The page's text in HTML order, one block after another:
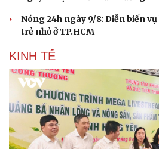
Nóng 24h ngày 9/8: Diễn biến
trẻ nhỏ ở TP.HCM
KINH TẾ